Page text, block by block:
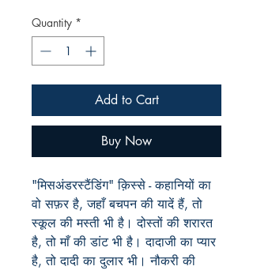
Quantity *
Add to Cart
Buy Now
"मिसअंडरस्टैंडिंग" क़िस्से - कहानियों का
वो सफ़र है, जहाँ बचपन की यादें हैं, तो
स्कूल की मस्ती भी है। दोस्तों की शरारत
है, तो माँ की डांट भी है। दादाजी का प्यार
है, तो दादी का दुलार भी। नौकरी की